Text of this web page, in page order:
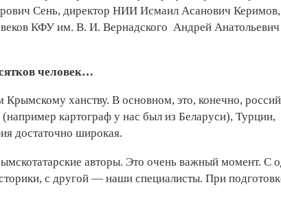
Сень, директор НИИ Исмаил Асанович Керимов,
КФУ им. В. И. Вернадского Андрей Анатольевич
человек…
ханству. В основном, это, конечно,
картограф у нас был из Беларуси), Турции,
достаточно широкая.
авторы. Это очень важный момент. С
с другой — наши специалисты. При